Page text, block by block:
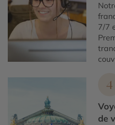
7/7
4
de